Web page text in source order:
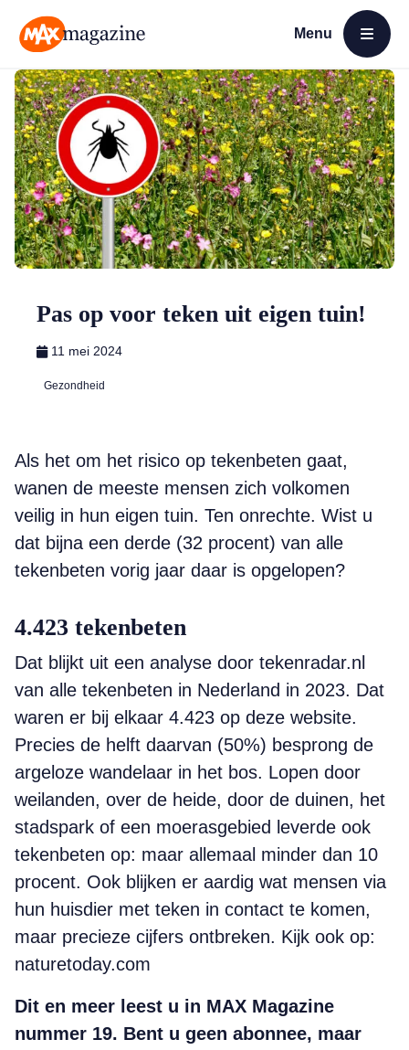
Menu
Open menu
Pas op voor teken uit eigen tuin!
11 mei 2024
Gezondheid
Als het om het risico op tekenbeten gaat,
wanen de meeste mensen zich volkomen
veilig in hun eigen tuin. Ten onrechte. Wist u
dat bijna een derde (32 procent) van alle
tekenbeten vorig jaar daar is opgelopen?
4.423 tekenbeten
Dat blijkt uit een analyse door tekenradar.nl
van alle tekenbeten in Nederland in 2023. Dat
waren er bij elkaar 4.423 op deze website.
Precies de helft daarvan (50%) besprong de
argeloze wandelaar in het bos. Lopen door
weilanden, over de heide, door de duinen, het
stadspark of een moerasgebied leverde ook
tekenbeten op: maar allemaal minder dan 10
procent. Ook blijken er aardig wat mensen via
hun huisdier met teken in contact te komen,
maar precieze cijfers ontbreken. Kijk ook op:
naturetoday.com
Dit en meer leest u in MAX Magazine
nummer 19. Bent u geen abonnee, maar